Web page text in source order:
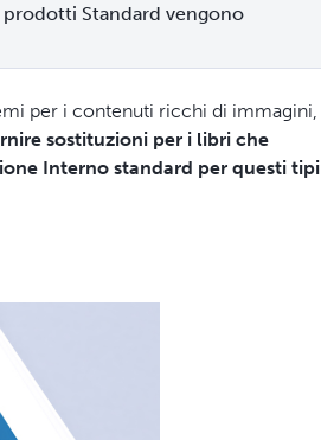
Standard vengono
per i contenuti ricchi di immagini,
sostituzioni per i libri che
Interno standard per questi tipi